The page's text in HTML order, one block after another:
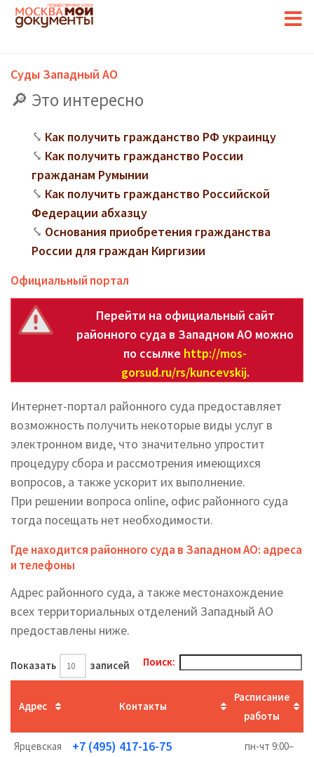
Суды Западный АО
Это интересно
Как получить гражданство РФ украинцу
Как получить гражданство России
гражданам Румынии
Как получить гражданство Российской
Федерации абхазцу
Основания приобретения гражданства
России для граждан Киргизии
Официальный портал
Перейти на официальный сайт
районного суда в Западном АО можно
по ссылке http://mos-
gorsud.ru/rs/kuncevskij.
Интернет-портал районного суда предоставляет
возможность получить некоторые виды услуг в
электронном виде, что значительно упростит
процедуру сбора и рассмотрения имеющихся
вопросов, а также ускорит их выполнение.
При решении вопроса online, офис районного суда
тогда посещать нет необходимости.
Где находится районного суда в Западном АО: адреса
и телефоны
Адрес районного суда, а также местонахождение
всех территориальных отделений Западный АО
предоставлены ниже.
Показать записей Поиск:
Адрес Контакты
Расписание
работы
Ярцевская
+7 (495) 417-16-75
пн-чт 9:00–